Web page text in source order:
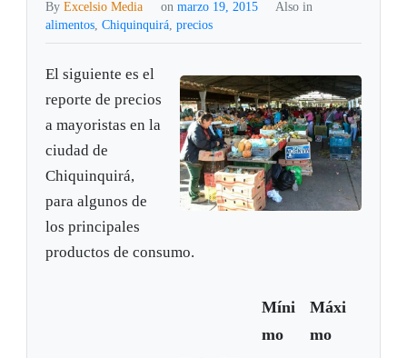
ByExcelsio Media on marzo 19, 2015
Also in
alimentos,Chiquinquirá,precios
El siguiente es el
reporte de precios
a mayoristas en la
ciudad de
Chiquinquirá,
para algunos de
los principales
productos de consumo.
Míni
mo
Máxi
mo